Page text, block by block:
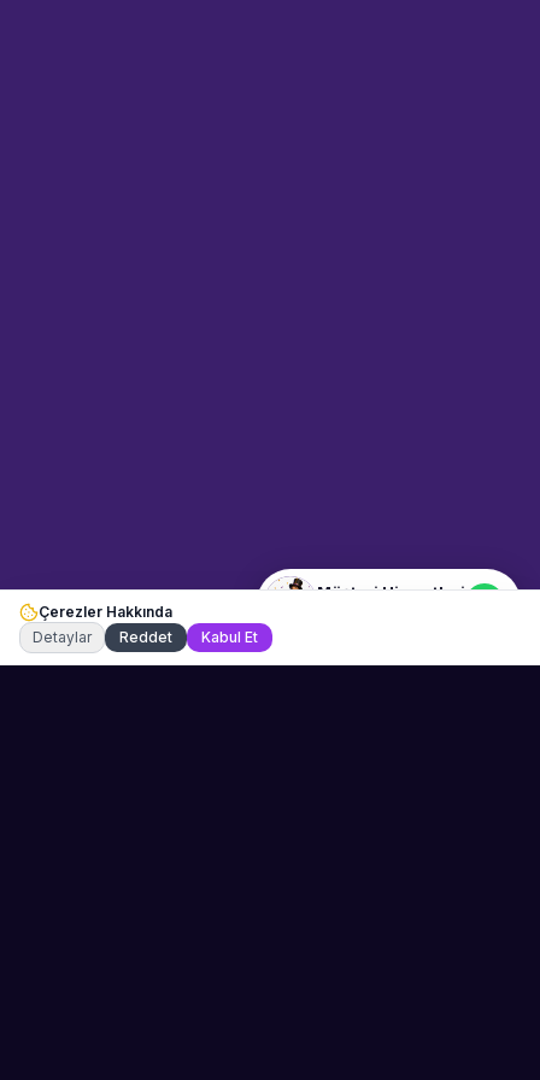
Müşteri Hizmetleri
Çerezler Hakkında
Detaylar
Reddet Kabul Et